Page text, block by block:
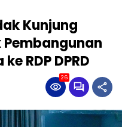
Kunjung
RDP DPRD
26